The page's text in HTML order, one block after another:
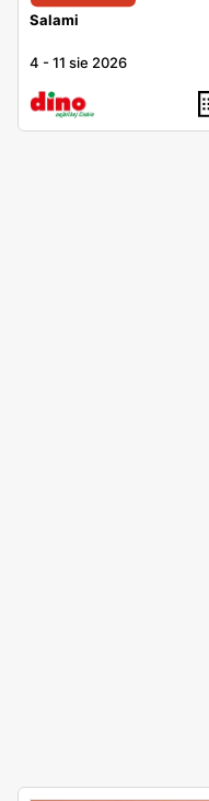
Salami
4 -11 sie 2026